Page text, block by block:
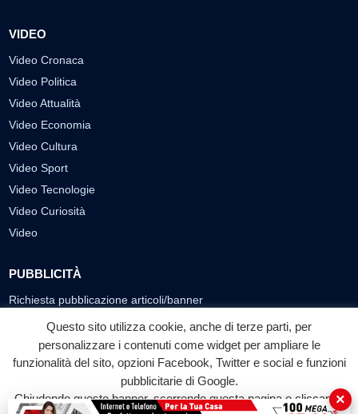
VIDEO
Video Cronaca
Video Politica
Video Attualità
Video Economia
Video Cultura
Video Sport
Video Tecnologie
Video Curiosità
Video
PUBBLICITÀ
Richiesta pubblicazione articoli/banner
SEGUICI SUI SOCIAL
f
Facebook
◎ ▶
YouTube
Questo sito utilizza cookie, anche di terze parti, per
personalizzare i contenuti come widget per ampliare le
funzionalità del sito, opzioni Facebook, Twitter e social e funzioni
pubblicitarie di Google.
Chiudendo questo banner, scorrendo questa pagina o cliccando
×